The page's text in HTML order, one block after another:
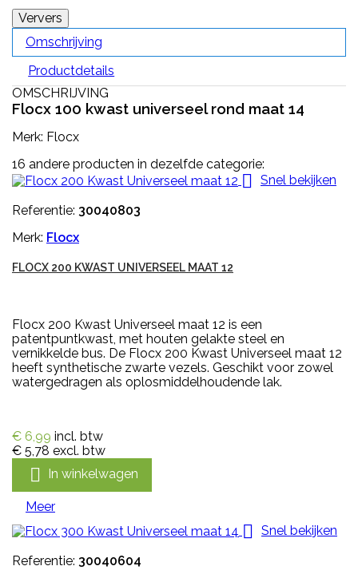
Omschrijving
Productdetails
OMSCHRIJVING
Flocx 100 kwast universeel rond maat 14
Merk: Flocx
16 andere producten in dezelfde categorie:
 Snel bekijken
Referentie: 30040803
Merk: Flocx
FLOCX 200 KWAST UNIVERSEEL MAAT 12
Flocx 200 Kwast Universeel maat 12 is een
patentpuntkwast, met houten gelakte steel en
vernikkelde bus. De Flocx 200 Kwast Universeel maat 12
heeft synthetische zwarte vezels. Geschikt voor zowel
watergedragen als oplosmiddelhoudende lak.
€ 6,99 incl. btw
€ 5,78 excl. btw
 In winkelwagen
Meer
 Snel bekijken
Referentie: 30040604